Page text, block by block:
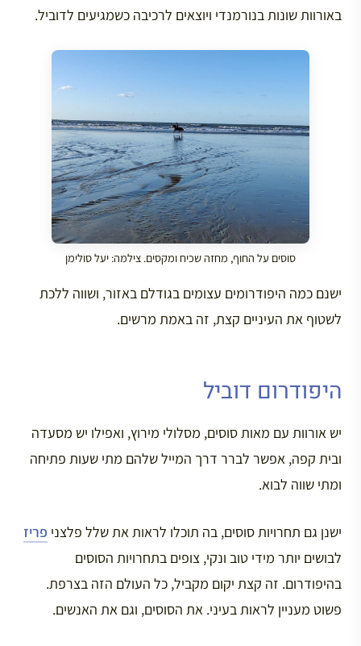
באורוות שונות בנורמנדי ויוצאים לרכיבה כשמגיעים לדוביל.
סוסים על החוף, מחזה שכיח ומקסים. צילמה: יעל סולימן
ישנם כמה היפודרומים עצומים בגודלם באזור, ושווה ללכת
לשטוף את העיניים קצת, זה באמת מרשים.
היפודרום דוביל
יש אורוות עם מאות סוסים, מסלולי מירוץ, ואפילו יש מסעדה
ובית קפה, אפשר לברר דרך המייל שלהם מתי שעות פתיחה
ומתי שווה לבוא.
ישנן גם תחרויות סוסים, בה תוכלו לראות את שלל פלצני פריז
לבושים יותר מידי טוב ונקי, צופים בתחרויות הסוסים
בהיפודרום. זה קצת יקום מקביל, כל העולם הזה בצרפת.
פשוט מעניין לראות בעיני. את הסוסים, וגם את האנשים.